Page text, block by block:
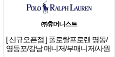
㈜휴머니스트
[ 신규오픈점 ] 폴로랄프로렌 명동/
영등포/강남 매니저/부매니저/사원